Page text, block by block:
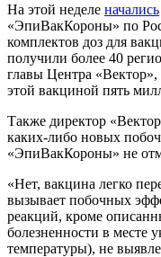
На этой неделе начались
«ЭпиВакКороны» по
комплектов доз для
получили более 40
главы Центра «Вектор»,
этой вакциной пять
Также директор
каких-либо новых
«ЭпиВакКороны» не
«Нет, вакцина легко
вызывает побочных
реакций, кроме
болезненности в месте
температуры), не